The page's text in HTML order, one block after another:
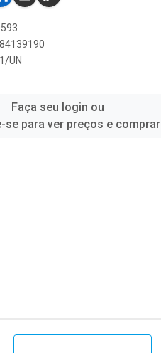
UN
Faça seu login ou
se para ver preços e comprar